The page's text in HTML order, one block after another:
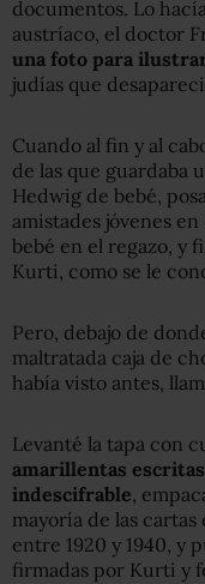
documentos. Lo
austríaco, el doctor
una foto para
judías que
Cuando al fin y al
de las que guardaba
Hedwig de bebé,
amistades jóvenes
bebé en el regazo, y
Kurti, como se le
Pero, debajo de
maltratada caja de
había visto antes,
Levanté la tapa con
amarillentas
indescifrable,
mayoría de las
entre 1920 y 1940, y
firmadas por Kurti y